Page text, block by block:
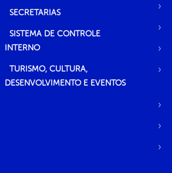
SECRETARIAS
SISTEMA DE CONTROLE
INTERNO
TURISMO, CULTURA,
DESENVOLVIMENTO E EVENTOS